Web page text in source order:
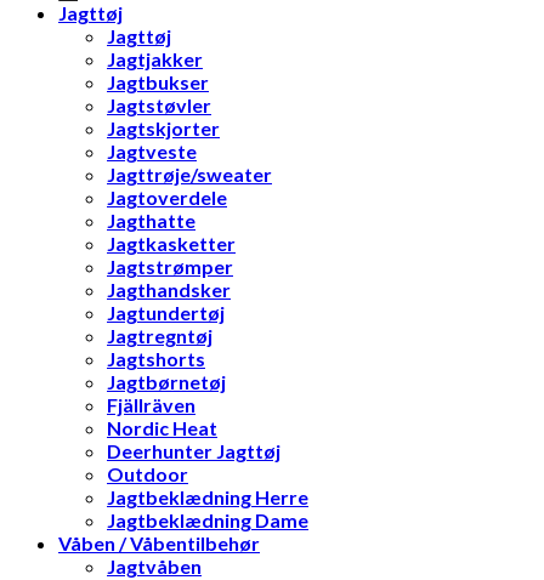
Jagttøj
Jagttøj
Jagtjakker
Jagtbukser
Jagtstøvler
Jagtskjorter
Jagtveste
Jagttrøje/sweater
Jagtoverdele
Jagthatte
Jagtkasketter
Jagtstrømper
Jagthandsker
Jagtundertøj
Jagtregntøj
Jagtshorts
Jagtbørnetøj
Fjällräven
Nordic Heat
Deerhunter Jagttøj
Outdoor
Jagtbeklædning Herre
Jagtbeklædning Dame
Våben / Våbentilbehør
Jagtvåben